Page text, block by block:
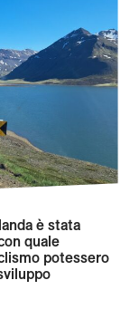
è stata
quale
potessero